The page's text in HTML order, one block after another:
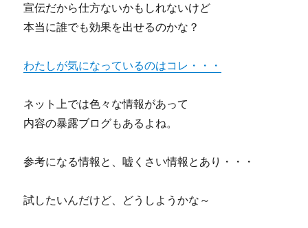
宣伝だから仕方ないかもしれないけど
本当に誰でも効果を出せるのかな？
わたしが気になっているのはコレ・・・
ネット上では色々な情報があって
内容の暴露ブログもあるよね。
参考になる情報と、嘘くさい情報とあり・・・
試したいんだけど、どうしようかな～